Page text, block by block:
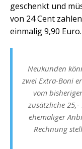
geschenkt und
von 24 Cent
einmalig 9,90 Euro.
Neukunden
zwei Extra-Boni
vom
zusätzliche
ehemaliger
Rechnung